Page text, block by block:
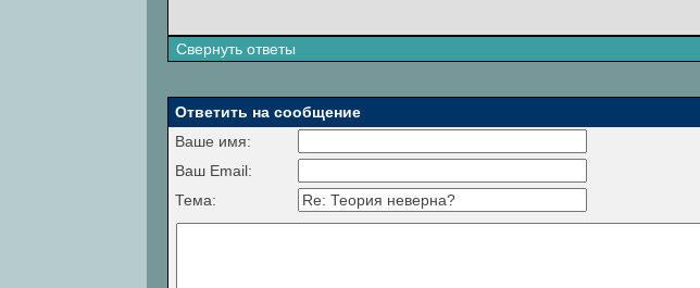
Свернуть ответы
Ответить на сообщение
Ваше имя:
Ваш Email:
Тема: